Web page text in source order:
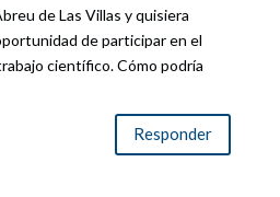
de Las Villas y quisiera
de participar en el
científico. Cómo podría
Responder